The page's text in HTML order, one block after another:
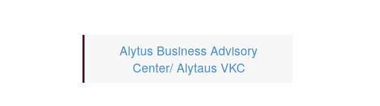
Alytus Business Advisory
Center/ Alytaus VKC